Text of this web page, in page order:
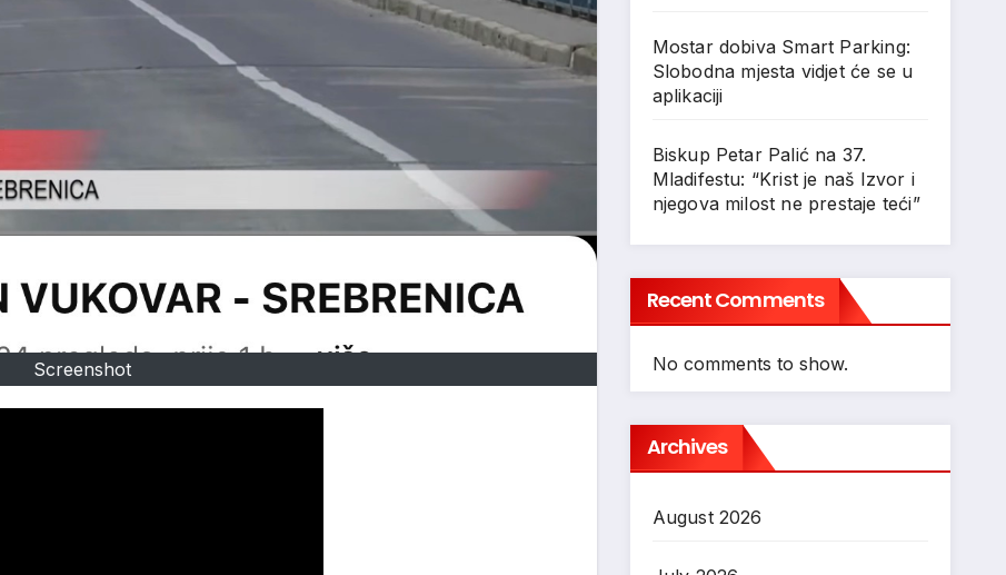
Screenshot
Mostar dobiva Smart Parking:
Slobodna mjesta vidjet će se u
aplikaciji
Biskup Petar Palić na 37.
Mladifestu: “Krist je naš Izvor i
njegova milost ne prestaje teći”
Recent Comments
No comments to show.
Archives
August 2026